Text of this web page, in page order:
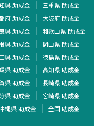
県 助成金
三重県 助成金
府 助成金
大阪府 助成金
県 助成金
和歌山県 助成金
県 助成金
岡山県 助成金
県 助成金
徳島県 助成金
県 助成金
高知県 助成金
県 助成金
長崎県 助成金
県 助成金
宮崎県 助成金
縄県 助成金
全国 助成金